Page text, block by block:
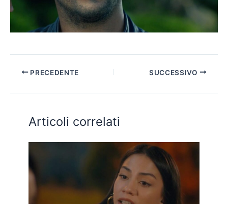
PRECEDENTE SUCCESSIVO
Articoli correlati